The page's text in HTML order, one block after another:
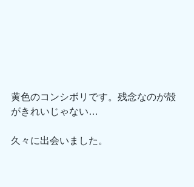
黄色のコンシボリです。残念なのが殻
がきれいじゃない…
久々に出会いました。